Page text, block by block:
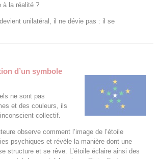
à la réalité ?
unilatéral, il ne dévie pas : il se
d’un symbole
ne sont pas
et des couleurs, ils
collectif.
observe comment l’image de l’étoile
psychiques et révèle la manière dont une
structure et se rêve. L’étoile éclaire ainsi des